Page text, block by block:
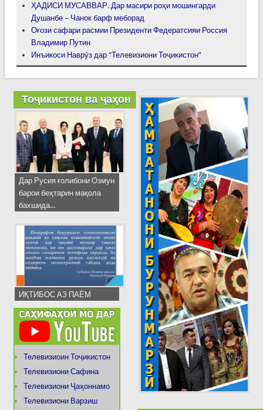
ҲАДИСИ МУСАВВАР. Дар масири роҳи мошингарди
Душанбе – Чанок барф меборад
Оғози сафари расмии Президенти Федератсияи Россия
Владимир Путин
Инъикоси Наврӯз дар “Телевизиони Тоҷикистон”
Тоҷикистон ва ҷаҳон
Дар Русия ғолибони Озмун
барои беҳтарин мақола
бахшида...
ИҚТИБОС АЗ ПАЁМ
Телевизиоин Тоҷикистон
Телевизиони Сафина
Телевизиони Ҷаҳоннамо
Телевизиони Варзиш